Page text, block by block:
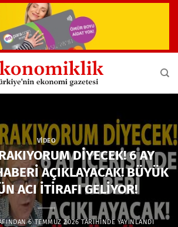
VIDEO
DİYECEK! 6 AY
AÇIKLAYACAK! BÜYÜK
ACI İTİRAFI GELİYOR!
6 TEMMUZ 2026TARIHINDE YAYINLANDI